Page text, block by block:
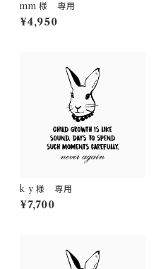
mm 様 専用
¥4,950
k y 様 専用
¥7,700